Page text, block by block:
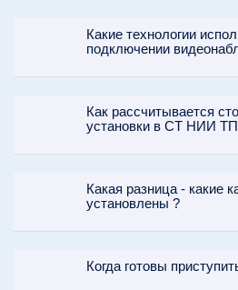
Какие технологии
подключении
Как рассчитывается
установки в СТ НИИ
Какая разница - какие
установлены ?
Когда готовы